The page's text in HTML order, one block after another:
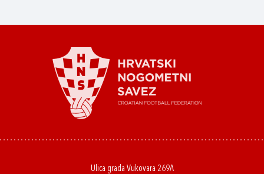
Ulica grada Vukovara 269A